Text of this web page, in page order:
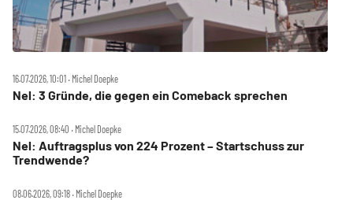
16.07.2026, 10:01 ‧ Michel Doepke
Nel: 3 Gründe, die gegen ein Comeback sprechen
15.07.2026, 08:40 ‧ Michel Doepke
Nel: Auftragsplus von 224 Prozent – Startschuss zur
Trendwende?
08.06.2026, 09:18 ‧ Michel Doepke